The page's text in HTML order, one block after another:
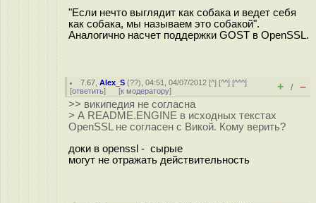
"Если нечто выглядит как собака и ведет себя
как собака, мы называем это собакой".
Аналогично насчет поддержки GOST в OpenSSL.
7.67 ,Alex_S (??), 04:51, 04/07/2012 [^] [^^] [^^^]
[ответить] [к модератору] + / –
>> википедия не согласна
> А README.ENGINE в исходных текстах
OpenSSL не согласен с Викой. Кому верить?
доки в ореnssl - сырые
могут не отражать действительность